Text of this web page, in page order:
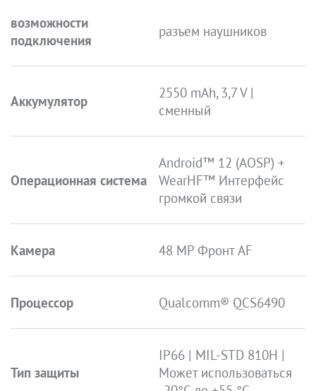
возможности
подключения
разъем наушников
Аккумулятор
2550 mAh, 3,7 V |
сменный
Операционная система
Android™ 12 (AOSP) +
WearHF™ Интерфейс
громкой связи
Камера 48 MP Фронт AF
Процессор Qualcomm® QCS6490
Тип защиты
IP66 | MIL-STD 810H |
Может использоваться